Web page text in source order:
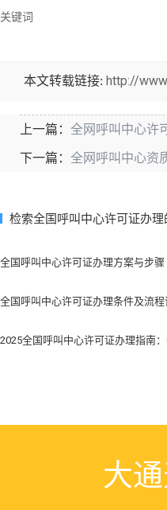
关键词
本文转载链接: http://
上一篇： 全网呼叫中心许
下一篇： 全网呼叫中心资
检索全国呼叫中心许可证办理
全国呼叫中心许可证办理方案与步骤
全国呼叫中心许可证办理条件及流程
2025全国呼叫中心许可证办理指南
大